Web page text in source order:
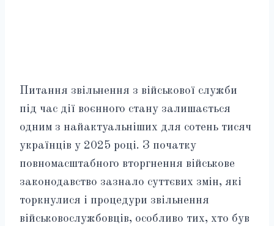
Питання звільнення з військової служби
під час дії воєнного стану залишається
одним з найактуальніших для сотень тисяч
українців у 2025 році. З початку
повномасштабного вторгнення військове
законодавство зазнало суттєвих змін, які
торкнулися і процедури звільнення
військовослужбовців, особливо тих, хто був